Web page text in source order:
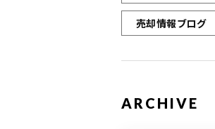
売却情報ブログ
ARCHIVE